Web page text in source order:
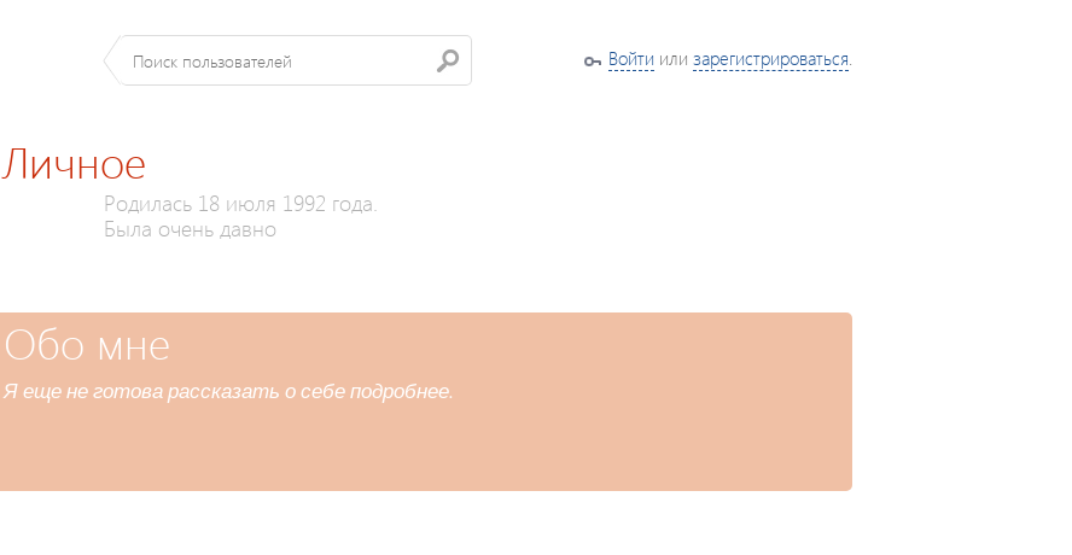
Войти или зарегистрироваться.
Личное
Родилась 18 июля 1992 года.
Была очень давно
Обо мне
Я еще не готова рассказать о себе подробнее.